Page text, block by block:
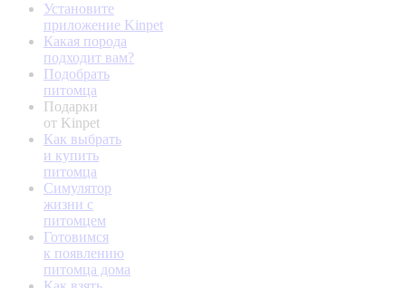
Установите
приложение Kinpet
Какая порода
подходит вам?
Подобрать
питомца
Подарки
от Kinpet
Как выбрать
и купить
питомца
Симулятор
жизни с
питомцем
Готовимся
к появлению
питомца дома